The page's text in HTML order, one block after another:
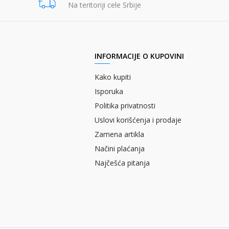
Na teritoriji cele Srbije
INFORMACIJE O KUPOVINI
Kako kupiti
Isporuka
Politika privatnosti
Uslovi korišćenja i prodaje
Zamena artikla
Načini plaćanja
Najčešća pitanja